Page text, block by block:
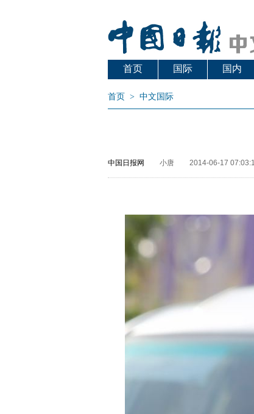
首页 国际 国内
首页 > 中文国际
中国日报网 小唐 2014-06-17